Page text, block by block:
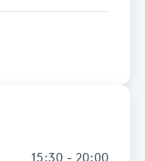
15:30 - 20:00